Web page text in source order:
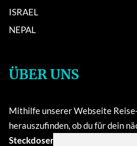
ISRAEL
NEPAL
ÜBER UNS
Mithilfe unserer Webseite
herauszufinden, ob du für dein
Steckdosenadapter oder einen